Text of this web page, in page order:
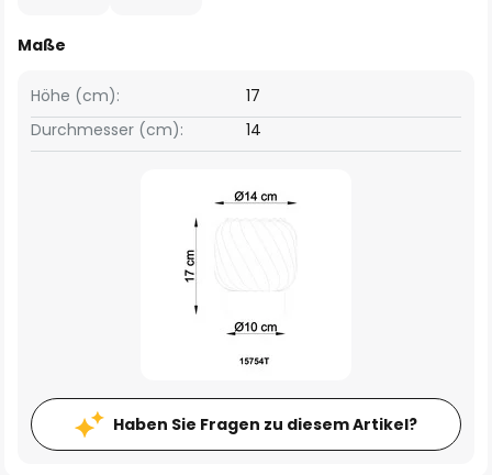
Maße
Höhe (cm):
17
Durchmesser (cm):
14
Haben Sie Fragen zu diesem Artikel?